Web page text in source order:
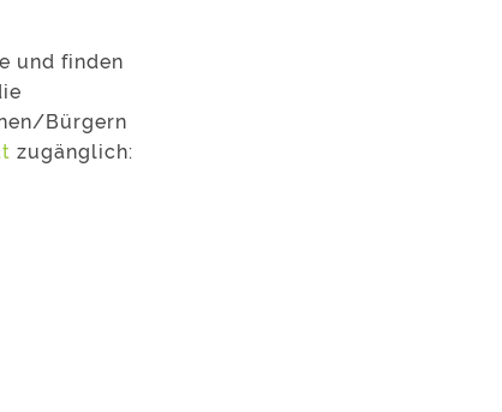
und finden
Bürgern
zugänglich: